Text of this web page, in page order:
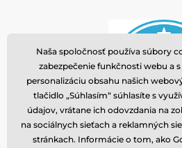
Naša spoločnosť používa súbory
zabezpečenie funkčnosti webu a
personalizáciu obsahu našich
tlačidlo „Súhlasím“ súhlasíte s
údajov, vrátane ich odovzdania na
na sociálnych sieťach a reklamných
stránkach. Informácie o tom, ako